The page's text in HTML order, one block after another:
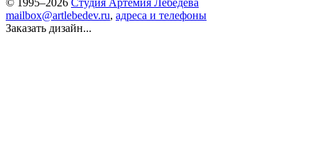
© 1995–2026 Студия Артемия Лебедева
mailbox@artlebedev.ru, адреса и телефоны
Заказать дизайн...